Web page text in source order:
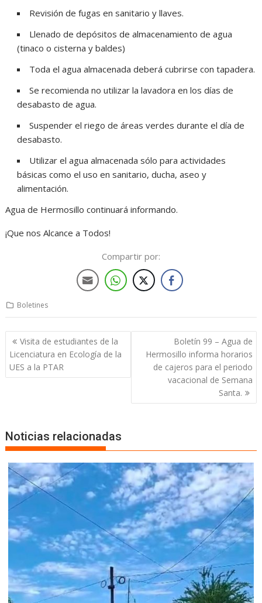
Revisión de fugas en sanitario y llaves.
Llenado de depósitos de almacenamiento de agua
(tinaco o cisterna y baldes)
Toda el agua almacenada deberá cubrirse con tapadera.
Se recomienda no utilizar la lavadora en los días de
desabasto de agua.
Suspender el riego de áreas verdes durante el día de
desabasto.
Utilizar el agua almacenada sólo para actividades
básicas como el uso en sanitario, ducha, aseo y
alimentación.
Agua de Hermosillo continuará informando.
¡Que nos Alcance a Todos!
Compartir por:
Boletines
Visita de estudiantes de la
Licenciatura en Ecología de la
UES a la PTAR
Boletín 99 – Agua de
Hermosillo informa horarios
de cajeros para el periodo
vacacional de Semana
Santa.
Noticias relacionadas